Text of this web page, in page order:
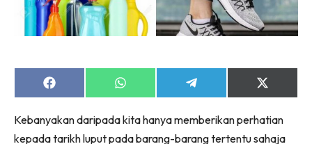
Share
on
Share
on
Share
on
Share
on
(Twitter)
Kebanyakan daripada kita hanya memberikan perhatian
kepada tarikh luput pada barang-barang tertentu sahaja